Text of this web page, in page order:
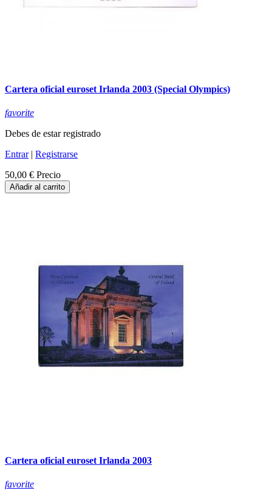
Cartera oficial euroset Irlanda 2003 (Special Olympics)
favorite
Debes de estar registrado
Entrar| Registrarse
50,00 € Precio
Añadir al carrito
Cartera oficial euroset Irlanda 2003
favorite